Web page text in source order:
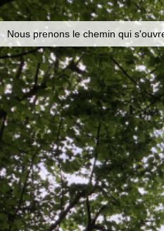
Nous prenons le chemin qui